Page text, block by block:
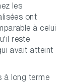
les
ont
à celui
reste
avait atteint
à long terme